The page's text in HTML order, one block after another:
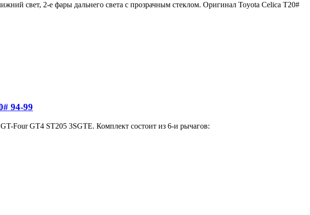
свет, 2-е фары дальнего света с прозрачным стеклом. Оригинал Toyota Celica T20#
94-99
GT-Four GT4 ST205 3SGTE. Комплект состоит из 6-и рычагов: